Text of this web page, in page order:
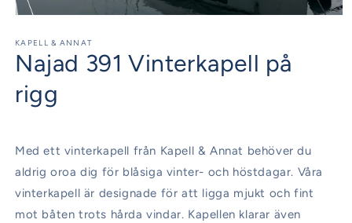
1
i
modalfönster
KAPELL & ANNAT
Najad 391 Vinterkapell på
rigg
Med ett vinterkapell från Kapell & Annat behöver du
aldrig oroa dig för blåsiga vinter- och höstdagar. Våra
vinterkapell är designade för att ligga mjukt och fint
mot båten trots hårda vindar. Kapellen klarar även